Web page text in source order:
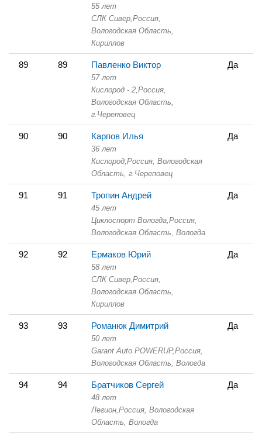
55 лет
СЛК Сивер, Россия,
Вологодская Область,
Кириллов
89 89 Павленко Виктор
57 лет
Кислород - 2, Россия,
Вологодская Область,
г.Череповец
Да
90 90 Карпов Илья
36 лет
Кислород, Россия, Вологодская
Область, г.Череповец
Да
91 91 Тропин Андрей
45 лет
Циклоспорт Вологда, Россия,
Вологодская Область, Вологда
Да
92 92 Ермаков Юрий
58 лет
СЛК Сивер, Россия,
Вологодская Область,
Кириллов
Да
93 93 Романюк Димитрий
50 лет
Garant Auto POWERUP,Россия,
Вологодская Область, Вологда
Да
94 94 Братчиков Сергей
48 лет
Легион, Россия, Вологодская
Область, Вологда
Да